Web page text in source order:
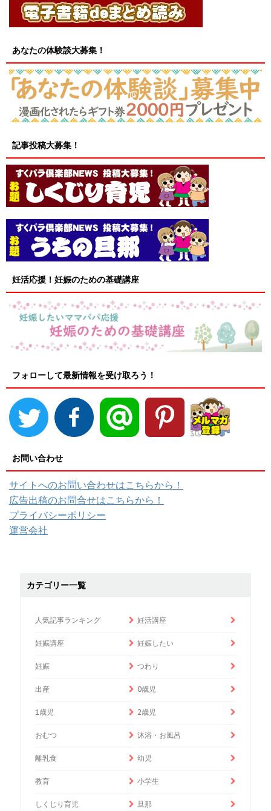
あなたの体験談大募集！
記事投稿大募集！
妊活応援！妊娠のための基礎講座
フォローして最新情報を受け取ろう！
お問い合わせ
サイトへのお問い合わせはこちらから！
広告出稿のお問合せはこちらから！
プライバシーポリシー
運営会社
カテゴリー一覧
人気記事ランキング 妊活講座
妊娠講座 妊娠したい
妊娠 つわり
出産 0歳児
1歳児 2歳児
おむつ 沐浴・お風呂
離乳食 幼児
教育 小学生
しくじり育児 旦那